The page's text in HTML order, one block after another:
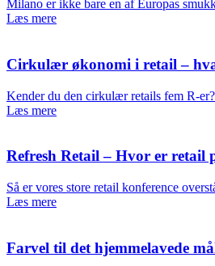
Milano er ikke bare en af Europas
Læs mere
Cirkulær økonomi i retail –
Kender du den cirkulær retails fem R-
Læs mere
Refresh Retail – Hvor er retail
Så er vores store retail konference
Læs mere
Farvel til det hjemmelavede